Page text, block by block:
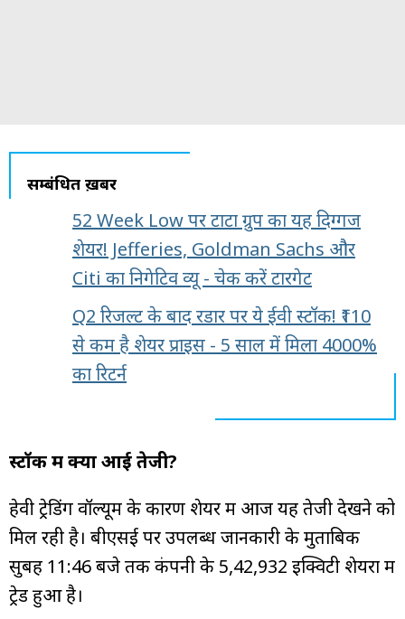
सम्बंधित ख़बरें
52 Week Low पर टाटा ग्रुप का यह दिग्गज
शेयर! Jefferies, Goldman Sachs और
Citi का निगेटिव व्यू - चेक करें टारगेट
Q2 रिजल्ट के बाद रडार पर ये ईवी स्टॉक! ₹110
से कम है शेयर प्राइस - 5 साल में मिला 4000%
का रिटर्न
स्टॉक में क्यों आई तेजी?
हेवी ट्रेडिंग वॉल्यूम के कारण शेयर में आज यह तेजी देखने को
मिल रही है। बीएसई पर उपलब्ध जानकारी के मुताबिक
सुबह 11:46 बजे तक कंपनी के 5,42,932 इक्विटी शेयरों में
ट्रेड हुआ है।